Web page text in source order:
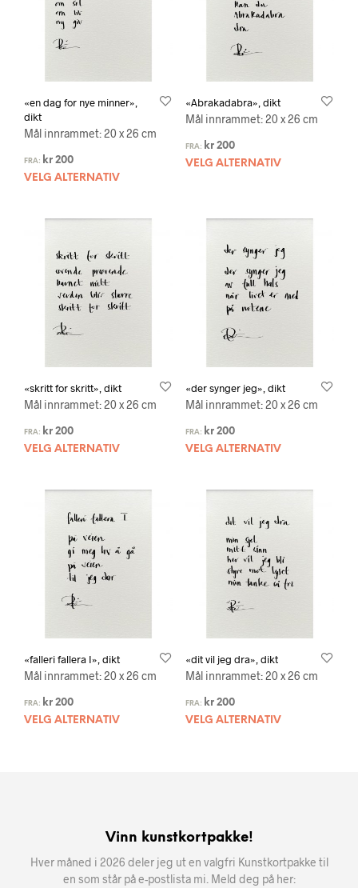
«en dag for nye minner»,
dikt
Mål innrammet: 20 x 26 cm
FRA: kr 200
VELG ALTERNATIV
«Abrakadabra», dikt
Mål innrammet: 20 x 26 cm
FRA: kr200
VELG ALTERNATIV
«skritt for skritt», dikt
Mål innrammet: 20 x 26 cm
FRA: kr 200
VELG ALTERNATIV
«der synger jeg», dikt
Mål innrammet: 20 x 26 cm
FRA: kr200
VELG ALTERNATIV
«falleri fallera I», dikt
Mål innrammet: 20 x 26 cm
FRA: kr 200
VELG ALTERNATIV
«dit vil jeg dra», dikt
Mål innrammet: 20 x 26 cm
FRA: kr200
VELG ALTERNATIV
Vinn kunstkortpakke!
Hver måned i 2026 deler jeg ut en valgfri Kunstkortpakke til
en som står på e-postlista mi. Meld deg på her: